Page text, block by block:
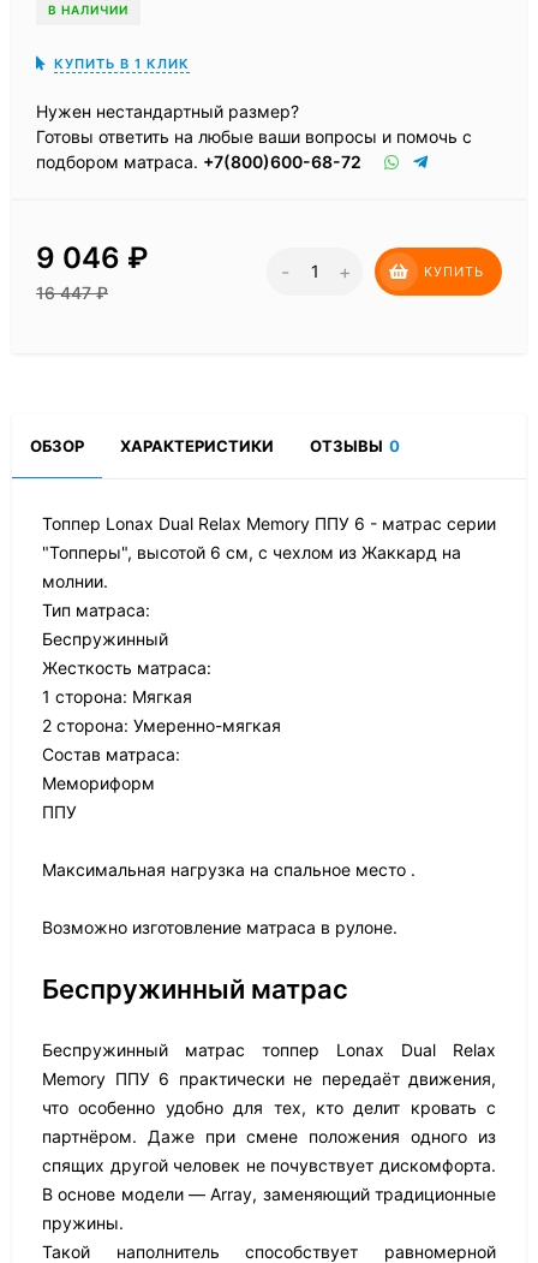
В НАЛИЧИИ
КУПИТЬ В 1 КЛИК
Нужен нестандартный размер?
Готовы ответить на любые ваши вопросы и помочь с
подбором матраса. +7(800)600-68-72
9 046 ₽
16 447₽
- + КУПИТЬ
ОБЗОР ХАРАКТЕРИСТИКИ ОТЗЫВЫ 0
Топпер Lonax Dual Relax Memory ППУ 6 - матрас серии
"Топперы", высотой 6 см, с чехлом из Жаккард на
молнии.
Тип матраса:
Беспружинный
Жесткость матраса:
1 сторона: Мягкая
2 сторона: Умеренно-мягкая
Состав матраса:
Мемориформ
ППУ
Максимальная нагрузка на спальное место .
Возможно изготовление матраса в рулоне.
Беспружинный матрас
Беспружинный матрас топпер Lonax Dual Relax
Memory ППУ 6 практически не передаёт движения,
что особенно удобно для тех, кто делит кровать с
партнёром. Даже при смене положения одного из
спящих другой человек не почувствует дискомфорта.
В основе модели — Array, заменяющий традиционные
пружины.
Такой наполнитель способствует равномерной